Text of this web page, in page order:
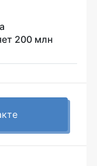
200 млн